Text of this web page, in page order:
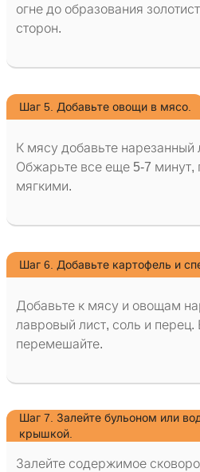
огне до образования
сторон.
Шаг 5. Добавьте овощи в мясо.
К мясу добавьте нарезанный
Обжарьте все еще 5-7 минут,
мягкими.
Шаг 6. Добавьте картофель и
Добавьте к мясу и овощам
лавровый лист, соль и
перемешайте.
Шаг 7. Залейте бульоном или
крышкой.
Залейте содержимое